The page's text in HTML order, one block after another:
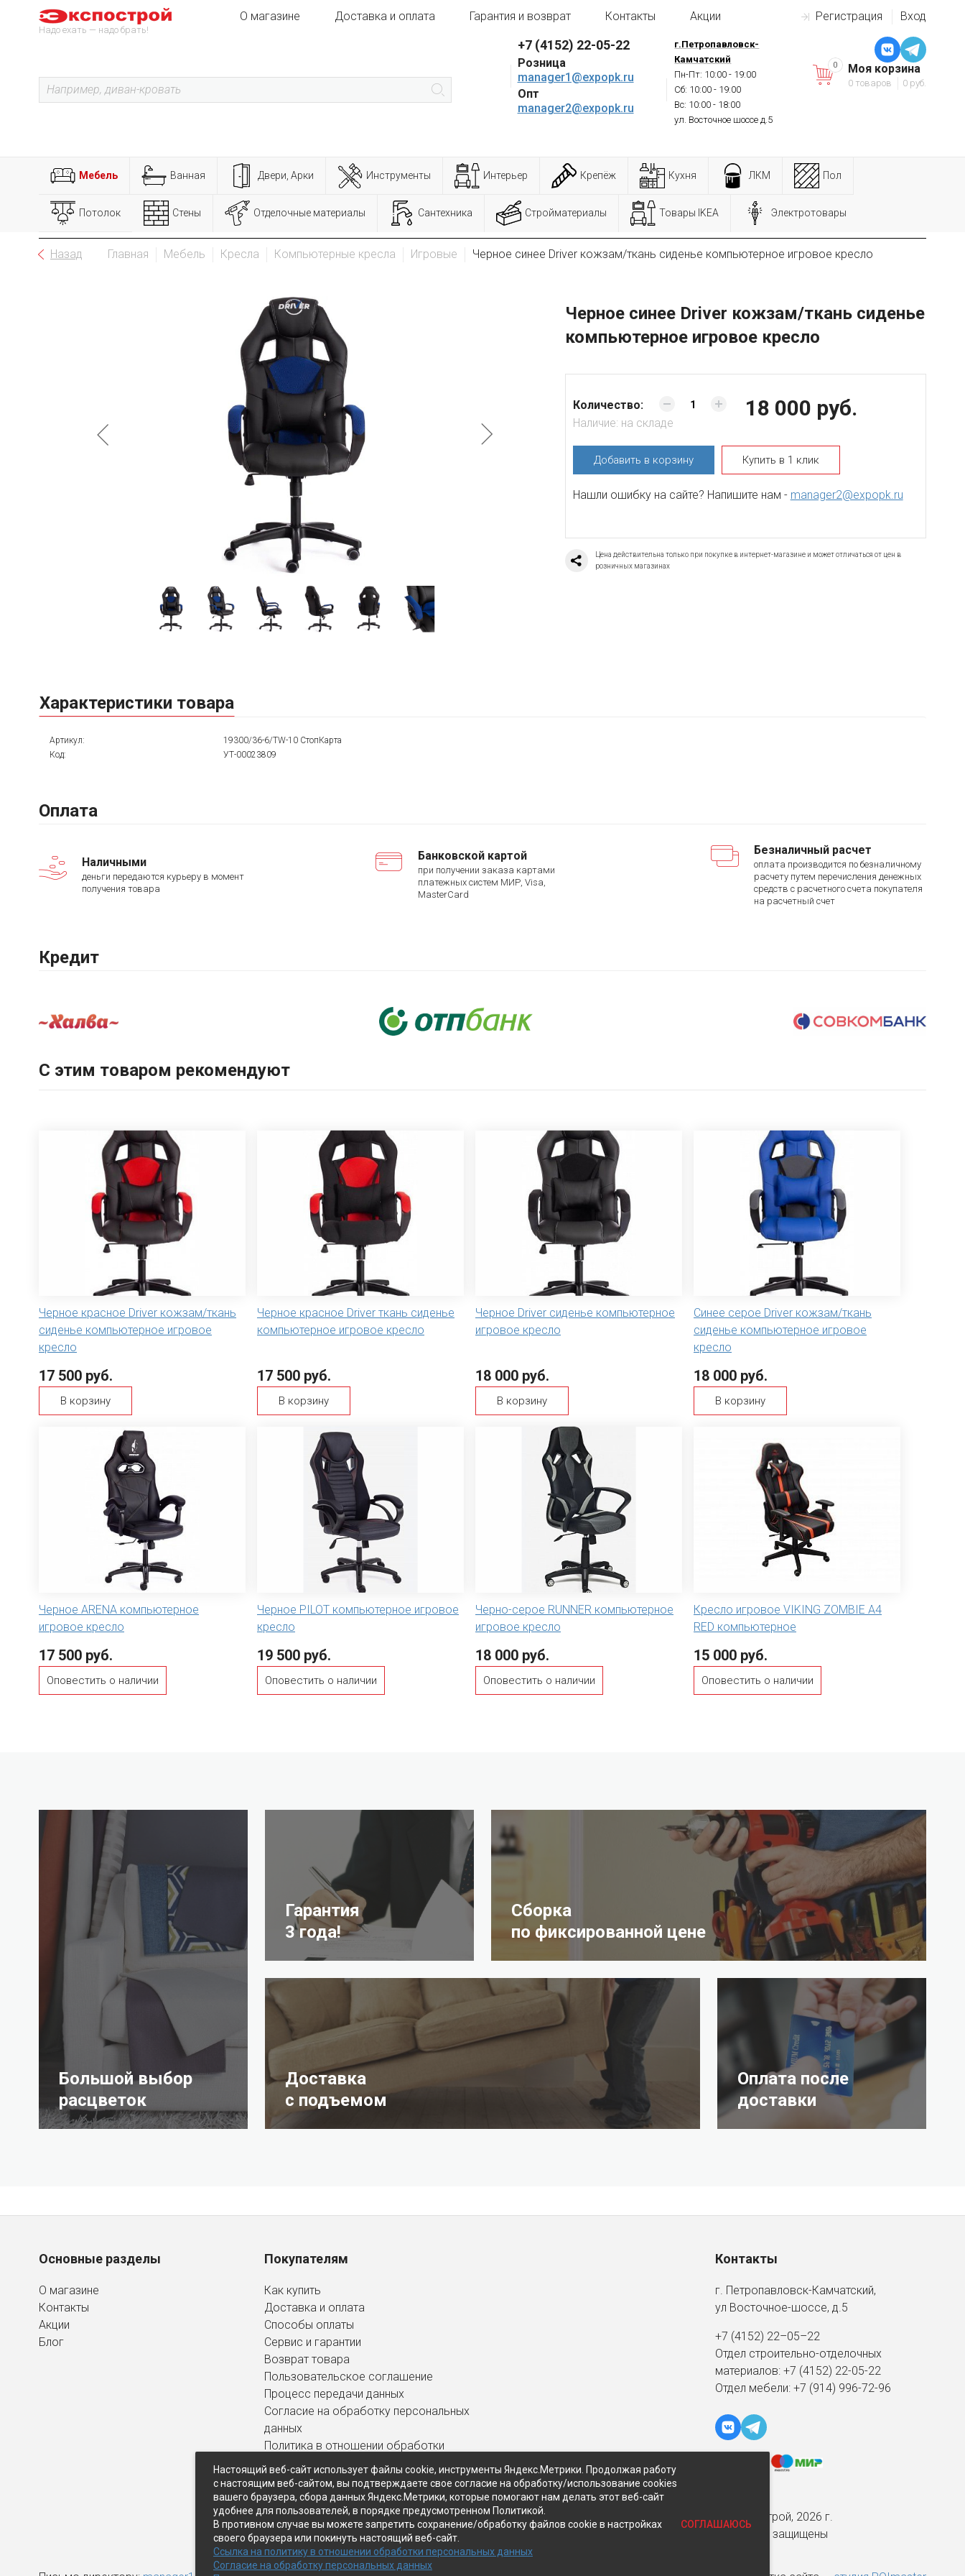
Надо ехать — надо брать!
Регистрация Вход
О магазине Доставка и оплата Гарантия и возврат Контакты Акции
+7 (4152) 22-05-22
Розница
manager1@expopk.ru
Опт
manager2@expopk.ru
г.Петропавловск-
Камчатский
Пн-Пт: 10:00 - 19:00
Сб: 10:00 - 19:00
Вс: 10:00 - 18:00
ул. Восточное шоссе д.5
Моя корзина
0 товаров 0 руб.
0
Мебель Ванная Двери, Арки Инструменты Интерьер Крепёж Кухня ЛКМ Пол
Потолок Стены Отделочные материалы Сантехника Стройматериалы Товары IKEA Электротовары
Назад Главная Мебель Кресла Компьютерные кресла Игровые Черное синее Driver кожзам/ткань сиденье компьютерное игровое кресло
Черное синее Driver кожзам/ткань сиденье
компьютерное игровое кресло
18 000 руб.
Количество:
Наличие: на складе
Добавить в корзину Купить в 1 клик
Нашли ошибку на сайте? Напишите нам - manager2@expopk.ru
Цена действительна только при покупке в интернет-магазине и может отличаться от цен в
розничных магазинах
Характеристики товара
Артикул:
19300/36-6/TW-10 СтопКарта
Код:
УТ-00023809
Оплата
Наличными
деньги передаются курьеру в момент
получения товара
Банковской картой
при получении заказа картами
платежных систем МИР, Visa,
MasterCard
Безналичный расчет
оплата производится по безналичному
расчету путем перечисления денежных
средств с расчетного счета покупателя
на расчетный счет
Кредит
С этим товаром рекомендуют
Черное красное Driver кожзам/ткань
сиденье компьютерное игровое
кресло
17 500 руб.
В корзину
Черное красное Driver ткань сиденье
компьютерное игровое кресло
17 500 руб.
В корзину
Черное Driver сиденье компьютерное
игровое кресло
18 000 руб.
В корзину
Синее серое Driver кожзам/ткань
сиденье компьютерное игровое
кресло
18 000 руб.
В корзину
Черное ARENA компьютерное
игровое кресло
17 500 руб.
Оповестить о наличии
Черное PILOT компьютерное игровое
кресло
19 500 руб.
Оповестить о наличии
Черно-серое RUNNER компьютерное
игровое кресло
18 000 руб.
Оповестить о наличии
Кресло игровое VIKING ZOMBIE A4
RED компьютерное
15 000 руб.
Оповестить о наличии
Большой выбор
расцветок
Гарантия
3 года!
Оплата после
доставки
Сборка
по фиксированной цене
Доставка
с подъемом
Основные разделы
О магазине
Контакты
Акции
Блог
Покупателям
Как купить
Доставка и оплата
Способы оплаты
Сервис и гарантии
Возврат товара
Пользовательское соглашение
Процесс передачи данных
Согласие на обработку персональных
данных
Политика в отношении обработки
персональных данных
Контакты
г. Петропавловск-Камчатский,
ул Восточное-шоссе, д.5
+7 (4152) 22–05–22
Отдел строительно-отделочных
материалов: +7 (4152) 22-05-22
Отдел мебели: +7 (914) 996-72-96
© Экспострой, 2026 г.
Все права защищены
Настоящий веб-сайт использует файлы cookie, инструменты Яндекс.Метрики. Продолжая работу
с настоящим веб-сайтом, вы подтверждаете свое согласие на обработку/использование cookies
вашего браузера, сбора данных Яндекс.Метрики, которые помогают нам делать этот веб-сайт
удобнее для пользователей, в порядке предусмотренном Политикой.
В противном случае вы можете запретить сохранение/обработку файлов cookie в настройках
своего браузера или покинуть настоящий веб-сайт.
Ссылка на политику в отношении обработки персональных данных
Согласие на обработку персональных данных
СОГЛАШАЮСЬ